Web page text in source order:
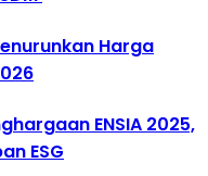
Harga
ENSIA 2025,
ESG